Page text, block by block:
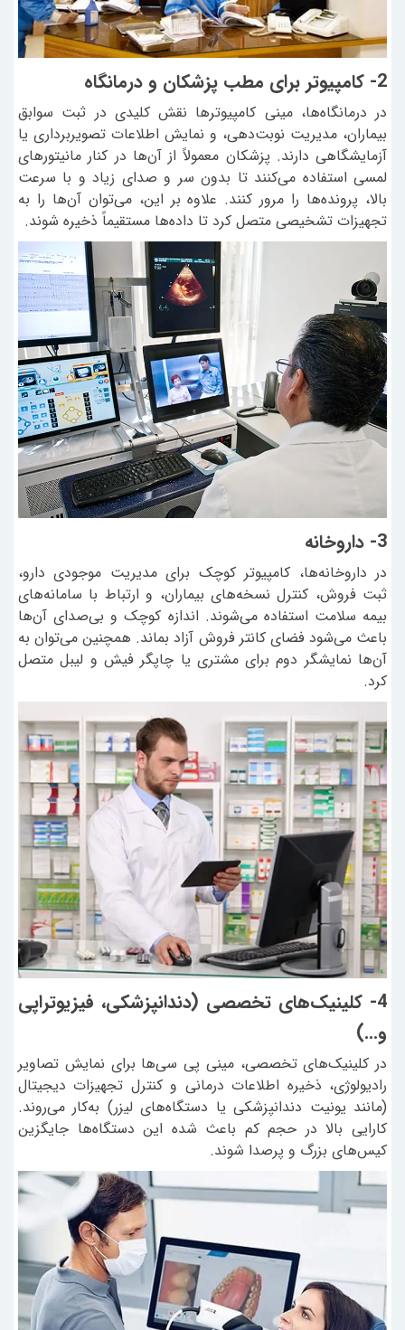
2- کامپیوتر برای مطب پزشکان و درمانگاه
در درمانگاه‌ها، مینی کامپیوترها نقش کلیدی در ثبت سوابق
بیماران، مدیریت نوبت‌دهی، و نمایش اطلاعات تصویربرداری یا
آزمایشگاهی دارند. پزشکان معمولاً از آن‌ها در کنار مانیتورهای
لمسی استفاده می‌کنند تا بدون سر و صدای زیاد و با سرعت
بالا، پرونده‌ها را مرور کنند. علاوه بر این، می‌توان آن‌ها را به
تجهیزات تشخیصی متصل کرد تا داده‌ها مستقیماً ذخیره شوند.
3- داروخانه
در داروخانه‌ها، کامپیوتر کوچک برای مدیریت موجودی دارو،
ثبت فروش، کنترل نسخه‌های بیماران، و ارتباط با سامانه‌های
بیمه سلامت استفاده می‌شوند. اندازه کوچک و بی‌صدای آن‌ها
باعث می‌شود فضای کانتر فروش آزاد بماند. همچنین می‌توان به
آن‌ها نمایشگر دوم برای مشتری یا چاپگر فیش و لیبل متصل
کرد.
4- کلینیک‌های تخصصی (دندانپزشکی، فیزیوتراپی
و...)
در کلینیک‌های تخصصی، مینی پی سی‌ها برای نمایش تصاویر
رادیولوژی، ذخیره اطلاعات درمانی و کنترل تجهیزات دیجیتال
(مانند یونیت دندانپزشکی یا دستگاه‌های لیزر) به‌کار می‌روند.
کارایی بالا در حجم کم باعث شده این دستگاه‌ها جایگزین
کیس‌های بزرگ و پرصدا شوند.